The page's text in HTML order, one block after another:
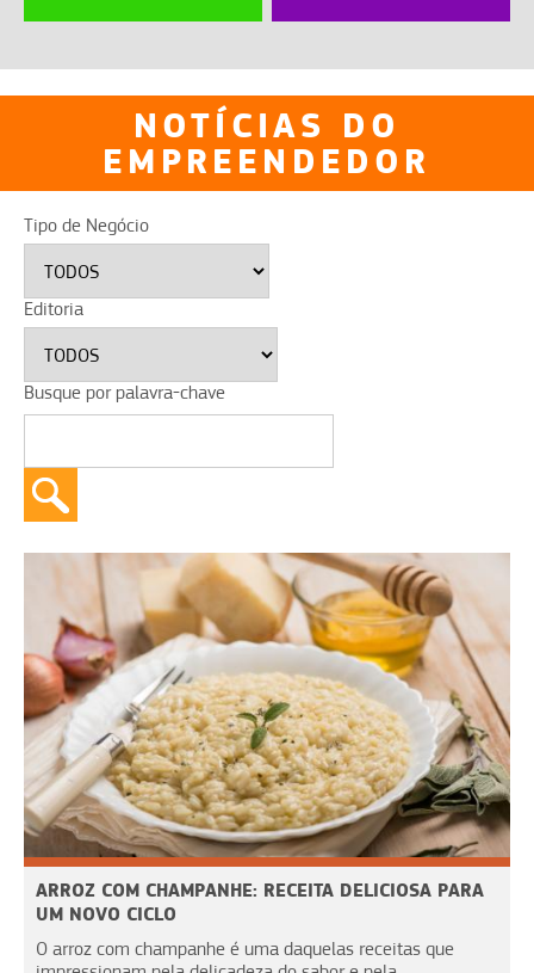
NOTÍCIAS DO
EMPREENDEDOR
Tipo de Negócio
Editoria
Busque por palavra-chave
ARROZ COM CHAMPANHE: RECEITA DELICIOSA PARA
UM NOVO CICLO
O arroz com champanhe é uma daquelas receitas que